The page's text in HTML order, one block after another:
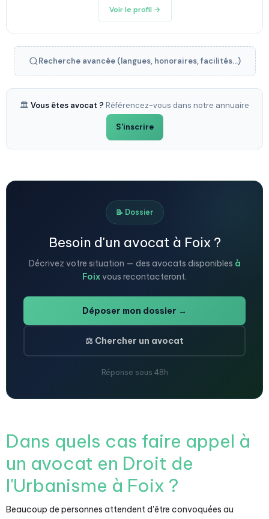
Voir le profil →
Recherche avancée (langues, honoraires, facilités...)
🏛️ Vous êtes avocat ? Référencez-vous dans notre annuaire
S'inscrire
📝 Dossier
Besoin d'un avocat à Foix ?
Décrivez votre situation — des avocats disponibles à
Foixvous recontacteront.
Déposer mon dossier →
⚖️ Chercher un avocat
Réponse sous 48h
Dans quels cas faire appel à
un avocat en Droit de
l'Urbanisme à Foix ?
Beaucoup de personnes attendent d'être convoquées au